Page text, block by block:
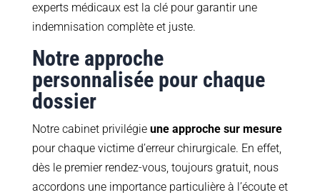
experts médicaux est la clé pour garantir une
indemnisation complète et juste.
Notre approche
personnalisée pour chaque
dossier
Notre cabinet privilégie une approche sur mesure
pour chaque victime d’erreur chirurgicale. En effet,
dès le premier rendez-vous, toujours gratuit, nous
accordons une importance particulière à l’écoute et